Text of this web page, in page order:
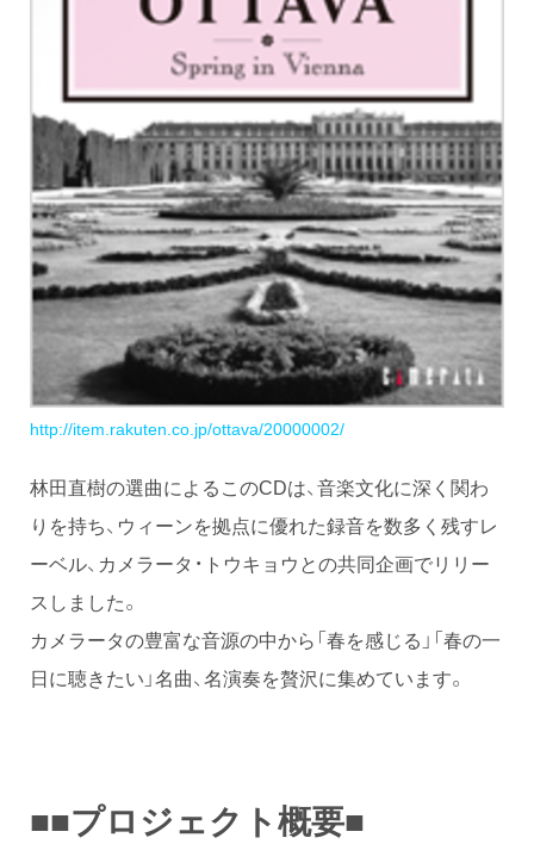
http://item.rakuten.co.jp/ottava/20000002/
林田直樹の選曲によるこのCDは、音楽文化に深く関わ
りを持ち、ウィーンを拠点に優れた録音を数多く残すレ
ーベル、カメラータ・トウキョウとの共同企画でリリー
スしました。
カメラータの豊富な音源の中から「春を感じる」「春の一
日に聴きたい」名曲、名演奏を贅沢に集めています。
■■プロジェクト概要■